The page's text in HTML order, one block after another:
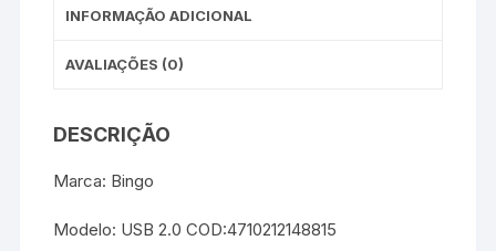
INFORMAÇÃO ADICIONAL
AVALIAÇÕES (0)
DESCRIÇÃO
Marca: Bingo
Modelo: USB 2.0 COD:4710212148815